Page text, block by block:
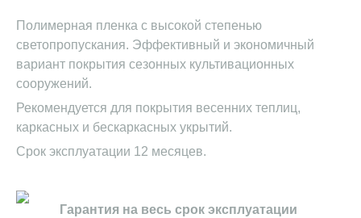
Полимерная пленка с высокой степенью
светопропускания. Эффективный и экономичный
вариант покрытия сезонных культивационных
сооружений.
Рекомендуется для покрытия весенних теплиц,
каркасных и бескаркасных укрытий.
Срок эксплуатации 12 месяцев.
Гарантия на весь срок эксплуатации